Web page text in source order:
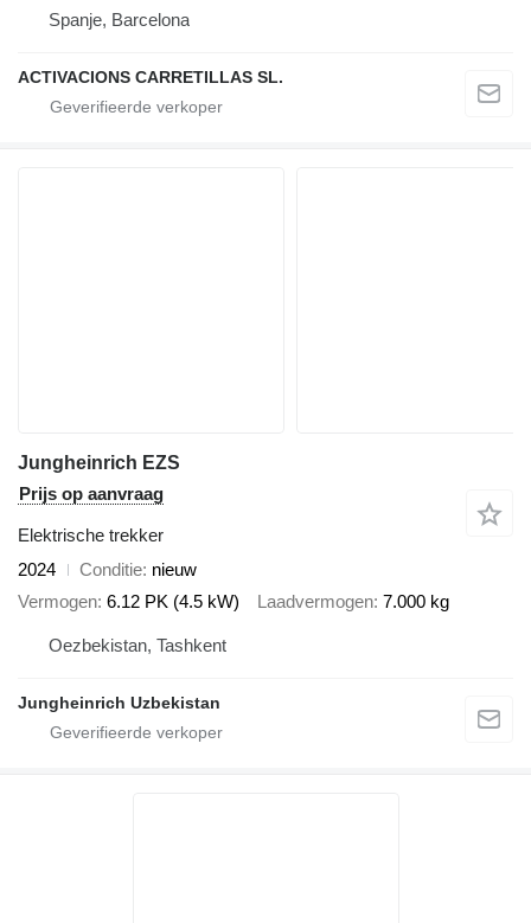
Spanje, Barcelona
ACTIVACIONS CARRETILLAS SL.
Jungheinrich EZS
Prijs op aanvraag
Elektrische trekker
2024
Conditie nieuw
Vermogen 6.12 PK (4.5 kW) Laadvermogen 7.000 kg
Oezbekistan, Tashkent
Jungheinrich Uzbekistan